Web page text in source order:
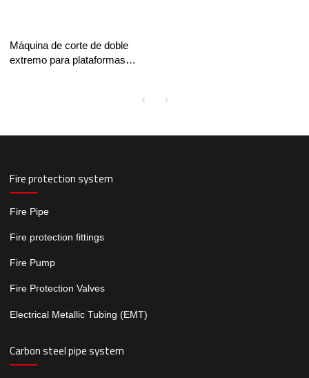
Máquina de corte de doble
extremo para plataformas
Fire protection system
Fire Pipe
Fire protection fittings
Fire Pump
Fire Protection Valves
Electrical Metallic Tubing (EMT)
Carbon steel pipe system